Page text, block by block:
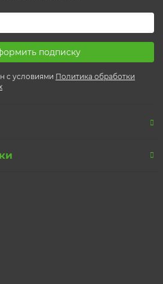
подписку
с условиями Политика обработки